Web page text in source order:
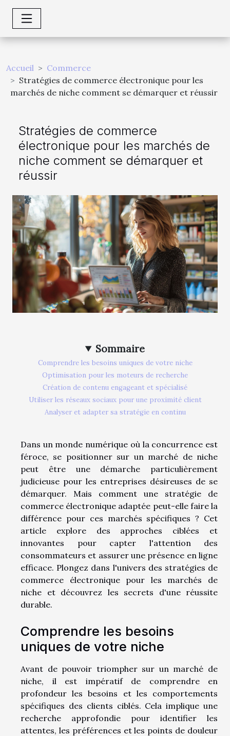
Accueil
Commerce
Stratégies de commerce électronique pour les
marchés de niche comment se démarquer et réussir
Stratégies de commerce
électronique pour les marchés de
niche comment se démarquer et
réussir
Sommaire
Comprendre les besoins uniques de votre niche
Optimisation pour les moteurs de recherche
Création de contenu engageant et spécialisé
Utiliser les réseaux sociaux pour une proximité client
Analyser et adapter sa stratégie en continu
Dans un monde numérique où la concurrence est
féroce, se positionner sur un marché de niche
peut être une démarche particulièrement
judicieuse pour les entreprises désireuses de se
démarquer. Mais comment une stratégie de
commerce électronique adaptée peut-elle faire la
différence pour ces marchés spécifiques ? Cet
article explore des approches ciblées et
innovantes pour capter l'attention des
consommateurs et assurer une présence en ligne
efficace. Plongez dans l'univers des stratégies de
commerce électronique pour les marchés de
niche et découvrez les secrets d'une réussite
durable.
Comprendre les besoins
uniques de votre niche
Avant de pouvoir triompher sur un marché de
niche, il est impératif de comprendre en
profondeur les besoins et les comportements
spécifiques des clients ciblés. Cela implique une
recherche approfondie pour identifier les
attentes, les préférences et les points de douleur